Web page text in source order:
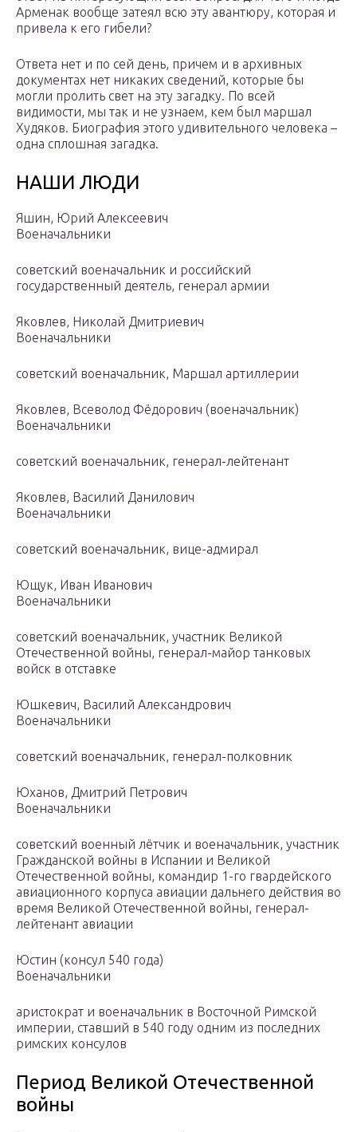
Арменак вообще затеял всю эту авантюру, которая и
привела к его гибели?
Ответа нет и по сей день, причем и в архивных
документах нет никаких сведений, которые бы
могли пролить свет на эту загадку. По всей
видимости, мы так и не узнаем, кем был маршал
Худяков. Биография этого удивительного человека –
одна сплошная загадка.
НАШИ ЛЮДИ
Яшин, Юрий Алексеевич
Военачальники
советский военачальник и российский
государственный деятель, генерал армии
Яковлев, Николай Дмитриевич
Военачальники
советский военачальник, Маршал артиллерии
Яковлев, Всеволод Фёдорович (военачальник)
Военачальники
советский военачальник, генерал-лейтенант
Яковлев, Василий Данилович
Военачальники
советский военачальник, вице-адмирал
Ющук, Иван Иванович
Военачальники
советский военачальник, участник Великой
Отечественной войны, генерал-майор танковых
войск в отставке
Юшкевич, Василий Александрович
Военачальники
советский военачальник, генерал-полковник
Юханов, Дмитрий Петрович
Военачальники
советский военный лётчик и военачальник, участник
Гражданской войны в Испании и Великой
Отечественной войны, командир 1-го гвардейского
авиационного корпуса авиации дальнего действия во
время Великой Отечественной войны, генерал-
лейтенант авиации
Юстин (консул 540 года)
Военачальники
аристократ и военачальник в Восточной Римской
империи, ставший в 540 году одним из последних
римских консулов
Период Великой Отечественной
войны